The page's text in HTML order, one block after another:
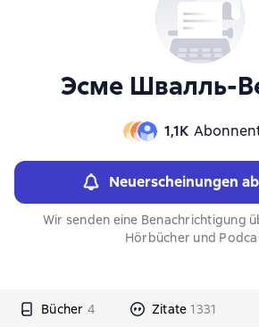
Эсме Швалль-
1,1К
Neuerscheinungen
Wir senden eine Benachrichtigung
Hörbücher und
Bücher 4 Zitate 1331